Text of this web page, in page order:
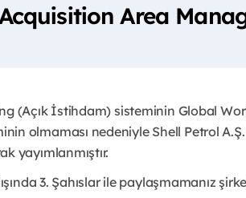
Oy ver
Area
(Açık İstihdam) sisteminin Global
olmaması nedeniyle Shell Petrol A.Ş.
yayımlanmıştır.
3. Şahıslar ile paylaşmamanız